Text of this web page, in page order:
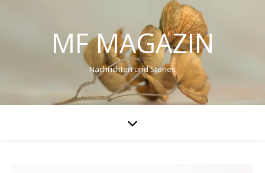
MF MAGAZIN
Nachrichten und Stories